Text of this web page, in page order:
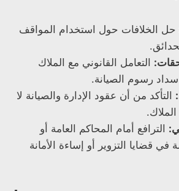
حل الخلافات حول استخدام المواقف
التعامل القانوني مع الملاك
سداد رسوم الصيانة.
التأكد من أن عقود الإدارة والصيانة لا
الترافع أمام المحاكم العامة أو
في قضايا التزوير أو إساءة الأمانة